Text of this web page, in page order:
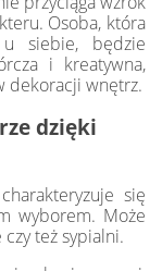
Osoba, która
siebie, będzie
i kreatywna,
dekoracji wnętrz.
dzięki
się
wyborem. Może
też sypialni.